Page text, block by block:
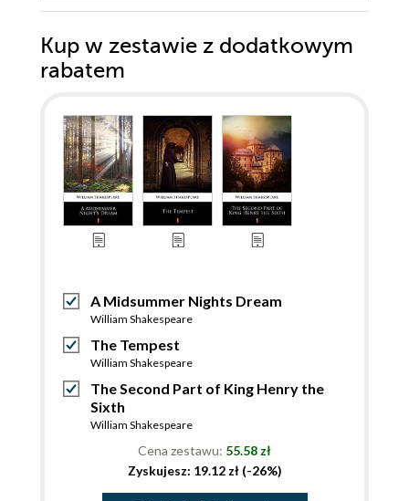
Kup w zestawie z dodatkowym
rabatem
A Midsummer Nights Dream
William Shakespeare
The Tempest
William Shakespeare
The Second Part of King Henry the
Sixth
William Shakespeare
Cena zestawu: 55.58 zł
Zyskujesz: 19.12 zł (-26%)